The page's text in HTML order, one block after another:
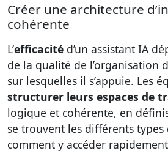
Créer une architecture
cohérente
L’efficacité d’un assistant IA
de la qualité de l’organisation
sur lesquelles il s’appuie. Les
structurer leurs espaces de
logique et cohérente, en
se trouvent les différents types
comment y accéder